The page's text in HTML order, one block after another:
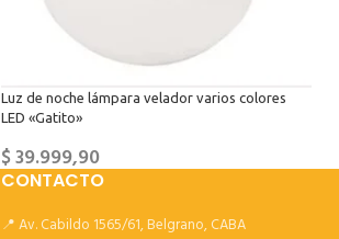
Luz de noche lámpara velador varios colores
LED «Gatito»
$39.999,90
CONTACTO
📍 Av. Cabildo 1565/61, Belgrano, CABA